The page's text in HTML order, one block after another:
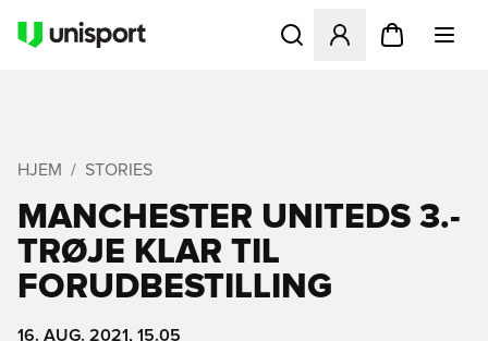
Åbner en Modal til at
HJEM STORIES
MANCHESTER UNITEDS 3.-
TRØJE KLAR TIL
FORUDBESTILLING
16. AUG. 2021, 15.05